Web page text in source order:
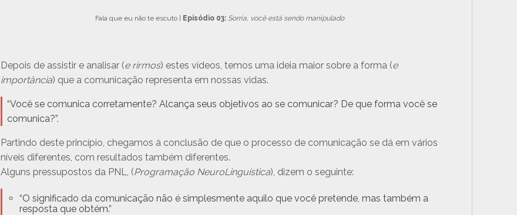
Fala que eu não te escuto | Episódio 03: Sorria, você está sendo manipulado
Depois de assistir e analisar (e rirmos) estes vídeos, temos uma ideia maior sobre a forma (e
importância) que a comunicação representa em nossas vidas.
“Você se comunica corretamente? Alcança seus objetivos ao se comunicar? De que forma você se
comunica?”.
Partindo deste princípio, chegamos à conclusão de que o processo de comunicação se dá em vários
níveis diferentes, com resultados também diferentes.
Alguns pressupostos da PNL, (Programação NeuroLinguística), dizem o seguinte:
“O significado da comunicação não é simplesmente aquilo que você pretende, mas também a
resposta que obtém.”